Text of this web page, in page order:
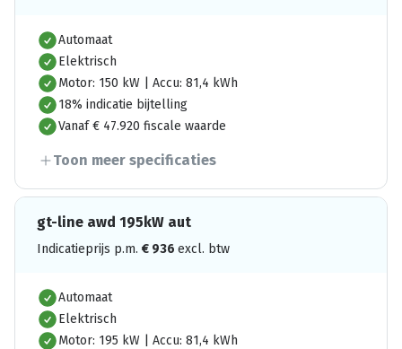
Automaat
Elektrisch
Motor: 150 kW | Accu: 81,4 kWh
18% indicatie bijtelling
Vanaf € 47.920 fiscale waarde
Toon meer specificaties
gt-line awd 195kW aut
Indicatieprijs p.m. € 936 excl. btw
Automaat
Elektrisch
Motor: 195 kW | Accu: 81,4 kWh